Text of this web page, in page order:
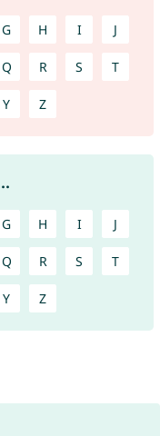
G H I J
Q R S T
Y Z
G H I J
Q R S T
Y Z